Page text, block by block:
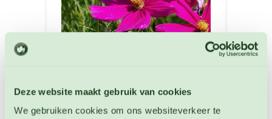
Deze website maakt gebruik van cookies
We gebruiken cookies om ons websiteverkeer te
Cosmea Dazzler
Cosmea zaden